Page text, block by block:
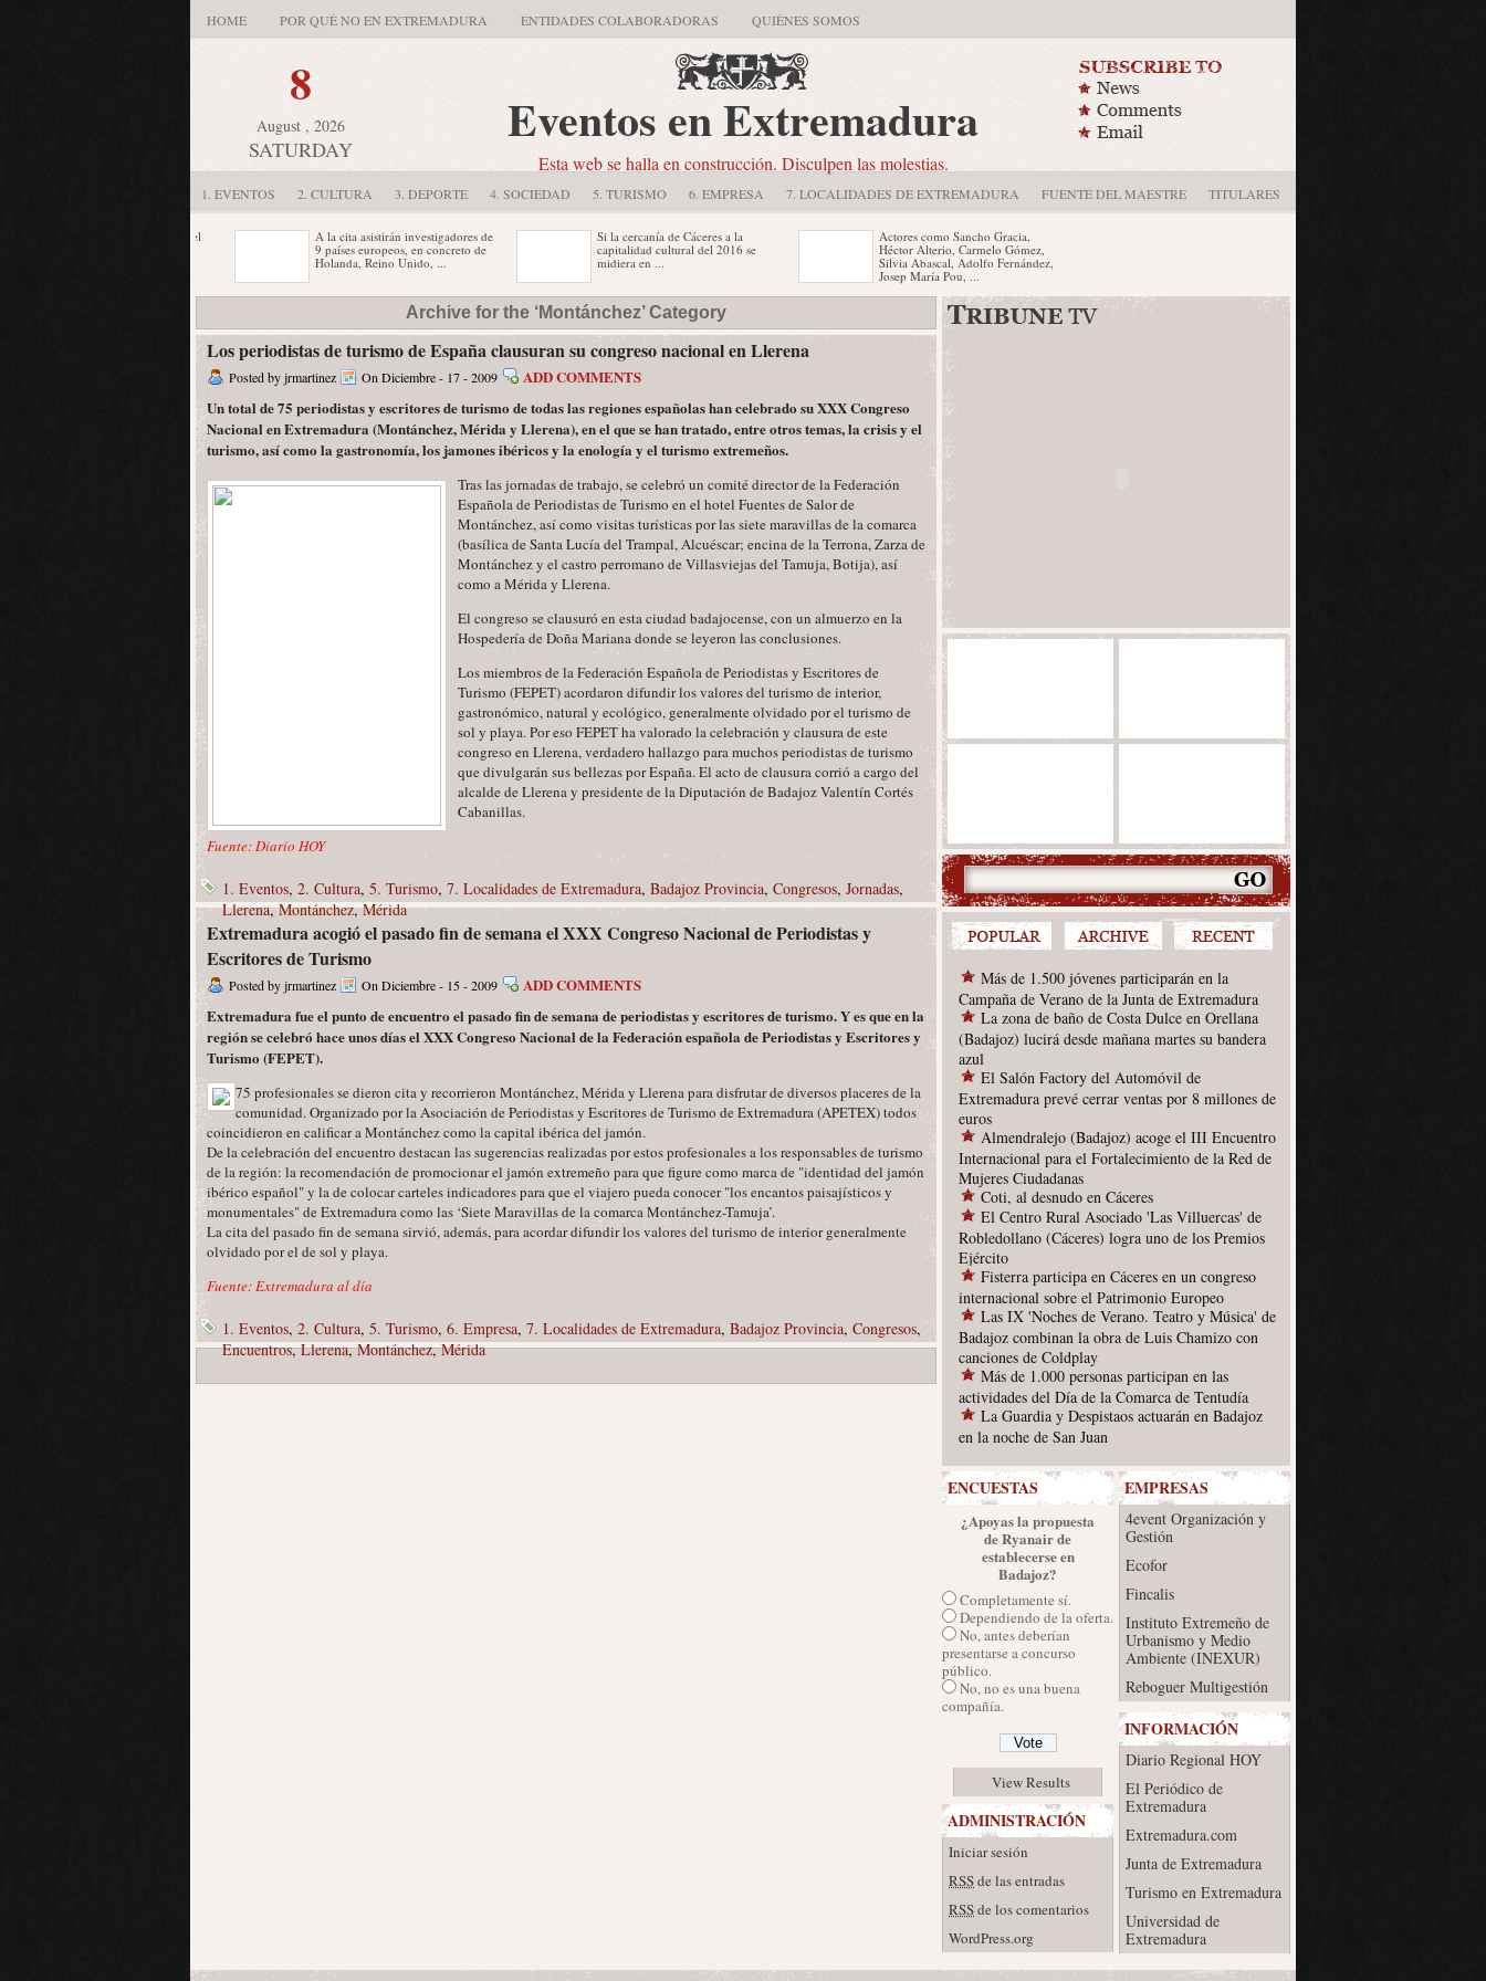
HOME POR QUÉ NO EN EXTREMADURA ENTIDADES COLABORADORAS QUIÉNES SOMOS
8
August , 2026
SATURDAY Eventos en Extremadura
Esta web se halla en construcción. Disculpen las molestias.
1. EVENTOS 2. CULTURA 3. DEPORTE 4. SOCIEDAD 5. TURISMO 6. EMPRESA 7. LOCALIDADES DE EXTREMADURA FUENTE DEL MAESTRE TITULARES
A la cita asistirán investigadores de
9 países europeos, en concreto de
Holanda, Reino Unido, ...
Si la cercanía de Cáceres a la
capitalidad cultural del 2016 se
midiera en ...
Actores como Sancho Gracia,
Héctor Alterio, Carmelo Gómez,
Silvia Abascal, Adolfo Fernández,
Josep María Pou, ...
La obra "Prunas", un óleo sobre
lienzo de Emilio Gañán Sequeiro,
ha obtenido el ...
El 15 de marzo es la fecha límite
para entregar las propuestas del
concurso de ...
Badajoz acogerá el día 24 el VI
Triatlón Puerta de Palmas con el
comienzan el ...
Archive for the ‘Montánchez’ Category
Los periodistas de turismo de España clausuran su congreso nacional en Llerena
Posted by jrmartinez On Diciembre - 17 - 2009
ADD COMMENTS
Un total de 75 periodistas y escritores de turismo de todas las regiones españolas han celebrado su XXX Congreso
Nacional en Extremadura (Montánchez, Mérida y Llerena), en el que se han tratado, entre otros temas, la crisis y el
turismo, así como la gastronomía, los jamones ibéricos y la enología y el turismo extremeños.
Tras las jornadas de trabajo, se celebró un comité director de la Federación
Española de Periodistas de Turismo en el hotel Fuentes de Salor de
Montánchez, así como visitas turísticas por las siete maravillas de la comarca
(basílica de Santa Lucía del Trampal, Alcuéscar; encina de la Terrona, Zarza de
Montánchez y el castro perromano de Villasviejas del Tamuja, Botija), así
como a Mérida y Llerena.
El congreso se clausuró en esta ciudad badajocense, con un almuerzo en la
Hospedería de Doña Mariana donde se leyeron las conclusiones.
Los miembros de la Federación Española de Periodistas y Escritores de
Turismo (FEPET) acordaron difundir los valores del turismo de interior,
gastronómico, natural y ecológico, generalmente olvidado por el turismo de
sol y playa. Por eso FEPET ha valorado la celebración y clausura de este
congreso en Llerena, verdadero hallazgo para muchos periodistas de turismo
que divulgarán sus bellezas por España. El acto de clausura corrió a cargo del
alcalde de Llerena y presidente de la Diputación de Badajoz Valentín Cortés
Cabanillas.
Fuente: Diario HOY
1. Eventos, 2. Cultura, 5. Turismo, 7. Localidades de Extremadura, Badajoz Provincia, Congresos, Jornadas,
Llerena,Montánchez,Mérida
Extremadura acogió el pasado fin de semana el XXX Congreso Nacional de Periodistas y
Escritores de Turismo
Posted by jrmartinez On Diciembre - 15 - 2009
ADD COMMENTS
Extremadura fue el punto de encuentro el pasado fin de semana de periodistas y escritores de turismo. Y es que en la
región se celebró hace unos días el XXX Congreso Nacional de la Federación española de Periodistas y Escritores y
Turismo (FEPET).
75 profesionales se dieron cita y recorrieron Montánchez, Mérida y Llerena para disfrutar de diversos placeres de la
comunidad. Organizado por la Asociación de Periodistas y Escritores de Turismo de Extremadura (APETEX) todos
coincidieron en calificar a Montánchez como la capital ibérica del jamón.
De la celebración del encuentro destacan las sugerencias realizadas por estos profesionales a los responsables de turismo
de la región: la recomendación de promocionar el jamón extremeño para que figure como marca de "identidad del jamón
ibérico español" y la de colocar carteles indicadores para que el viajero pueda conocer "los encantos paisajísticos y
monumentales" de Extremadura como las ‘Siete Maravillas de la comarca Montánchez-Tamuja’.
La cita del pasado fin de semana sirvió, además, para acordar difundir los valores del turismo de interior generalmente
olvidado por el de sol y playa.
Fuente: Extremadura al día
1. Eventos, 2. Cultura, 5. Turismo, 6. Empresa, 7. Localidades de Extremadura, Badajoz Provincia, Congresos,
Encuentros,Llerena,Montánchez,Mérida
Más de 1.500 jóvenes participarán en la
Campaña de Verano de la Junta de Extremadura
La zona de baño de Costa Dulce en Orellana
(Badajoz) lucirá desde mañana martes su bandera
azul
El Salón Factory del Automóvil de
Extremadura prevé cerrar ventas por 8 millones de
euros
Almendralejo (Badajoz) acoge el III Encuentro
Internacional para el Fortalecimiento de la Red de
Mujeres Ciudadanas
Coti, al desnudo en Cáceres
El Centro Rural Asociado 'Las Villuercas' de
Robledollano (Cáceres) logra uno de los Premios
Ejército
Fisterra participa en Cáceres en un congreso
internacional sobre el Patrimonio Europeo
Las IX 'Noches de Verano. Teatro y Música' de
Badajoz combinan la obra de Luis Chamizo con
canciones de Coldplay
Más de 1.000 personas participan en las
actividades del Día de la Comarca de Tentudía
La Guardia y Despistaos actuarán en Badajoz
en la noche de San Juan
EMPRESAS
4event Organización y
Gestión
Ecofor
Fincalis
Instituto Extremeño de
Urbanismo y Medio
Ambiente (INEXUR)
Reboguer Multigestión
INFORMACIÓN
Diario Regional HOY
El Periódico de
Extremadura
Extremadura.com
Junta de Extremadura
Turismo en Extremadura
Universidad de
Extremadura
ENCUESTAS
¿Apoyas la propuesta
de Ryanair de
establecerse en
Badajoz?
Completamente sí.
Dependiendo de la oferta.
No, antes deberían
presentarse a concurso
público.
No, no es una buena
compañía.
View Results
ADMINISTRACIÓN
Iniciar sesión
RSSde las entradas
RSSde los comentarios
WordPress.org